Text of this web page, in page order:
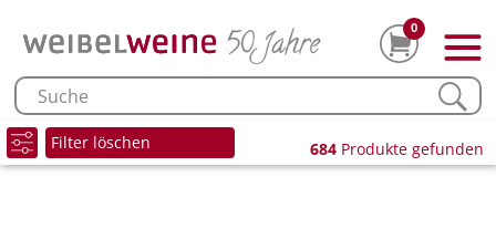
0
Filter löschen 684 Produkte gefunden